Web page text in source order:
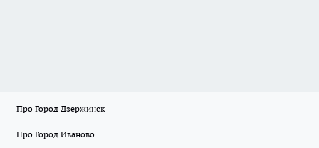
Про Город Дзержинск
Про Город Иваново